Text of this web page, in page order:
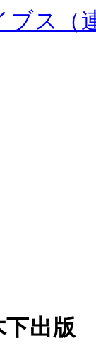
ブス（
下出版